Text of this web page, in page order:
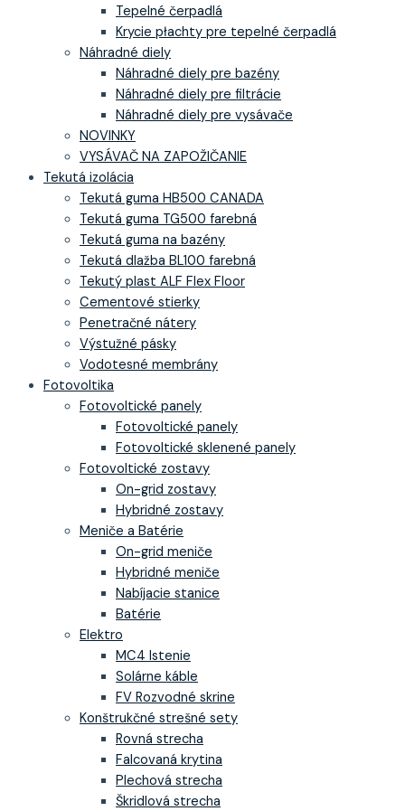
Tepelné čerpadlá
Krycie płachty pre tepelné čerpadlá
Náhradné diely
Náhradné diely pre bazény
Náhradné diely pre filtrácie
Náhradné diely pre vysávače
NOVINKY
VYSÁVAČ NA ZAPOŽIČANIE
Tekutá izolácia
Tekutá guma HB500 CANADA
Tekutá guma TG500 farebná
Tekutá guma na bazény
Tekutá dlažba BL100 farebná
Tekutý plast ALF Flex Floor
Cementové stierky
Penetračné nátery
Výstužné pásky
Vodotesné membrány
Fotovoltika
Fotovoltické panely
Fotovoltické panely
Fotovoltické sklenené panely
Fotovoltické zostavy
On-grid zostavy
Hybridné zostavy
Meniče a Batérie
On-grid meniče
Hybridné meniče
Nabíjacie stanice
Batérie
Elektro
MC4 Istenie
Solárne káble
FV Rozvodné skrine
Konštrukčné strešné sety
Rovná strecha
Falcovaná krytina
Plechová strecha
Škridlová strecha